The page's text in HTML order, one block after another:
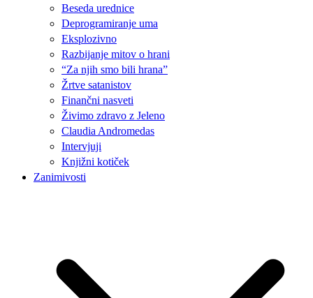
Beseda urednice
Deprogramiranje uma
Eksplozivno
Razbijanje mitov o hrani
“Za njih smo bili hrana”
Žrtve satanistov
Finančni nasveti
Živimo zdravo z Jeleno
Claudia Andromedas
Intervjuji
Knjižni kotiček
Zanimivosti